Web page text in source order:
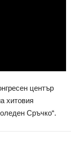
център
хитовия
Сръчко“.